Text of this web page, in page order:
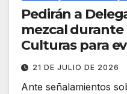
Pedirán a
mezcal durante
Culturas para
21 DE JULIO DE 2026
Ante señalamientos